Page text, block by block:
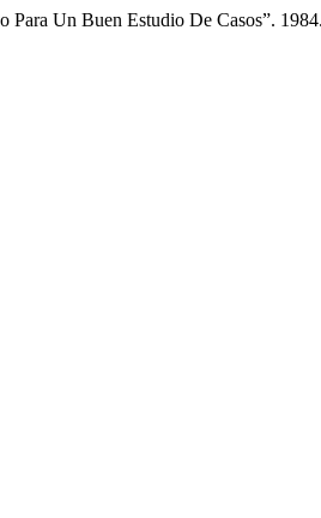
Para Un Buen Estudio De Casos”.